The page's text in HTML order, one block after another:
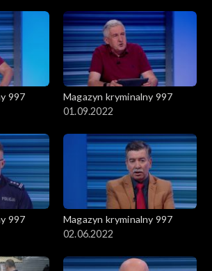
997
Magazyn kryminalny 997
01.09.2022
997
Magazyn kryminalny 997
02.06.2022